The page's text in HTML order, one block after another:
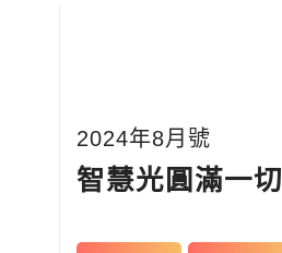
2024年8月號
智慧光圓滿一切